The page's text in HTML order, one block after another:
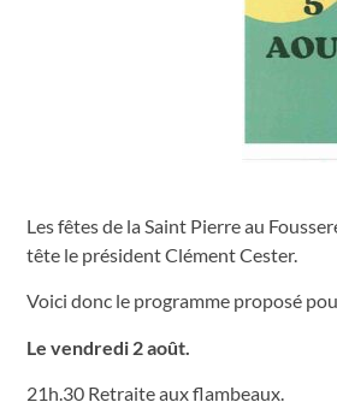
Les fêtes de la Saint Pierre au
tête le président Clément Cester.
Voici donc le programme proposé
Le vendredi 2 août.
21h.30 Retraite aux flambeaux.